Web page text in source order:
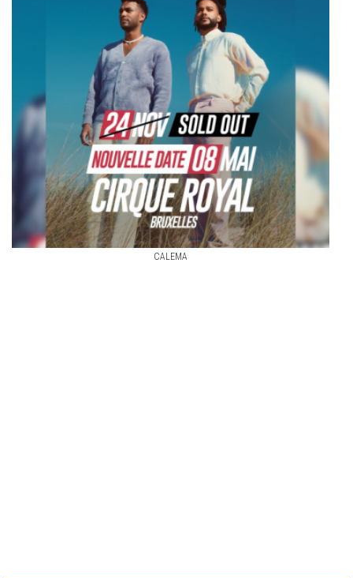
CALEMA